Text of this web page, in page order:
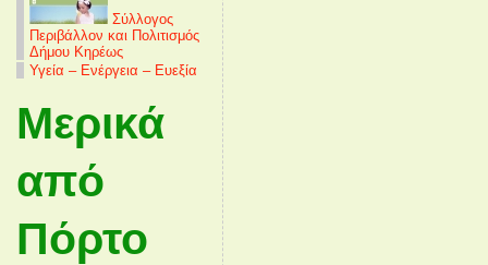
Σύλλογος
Περιβάλλον και Πολιτισμός
Δήμου Κηρέως
Υγεία – Ενέργεια – Ευεξία
Μερικά
από
Πόρτο